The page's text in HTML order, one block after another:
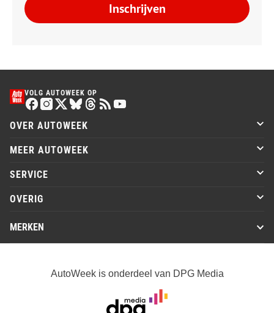
Inschrijven
VOLG AUTOWEEK OP
OVER AUTOWEEK
MEER AUTOWEEK
SERVICE
OVERIG
MERKEN
AutoWeek is onderdeel van DPG Media